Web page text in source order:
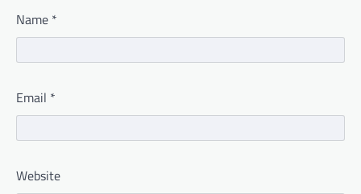
Name *
Email *
Website